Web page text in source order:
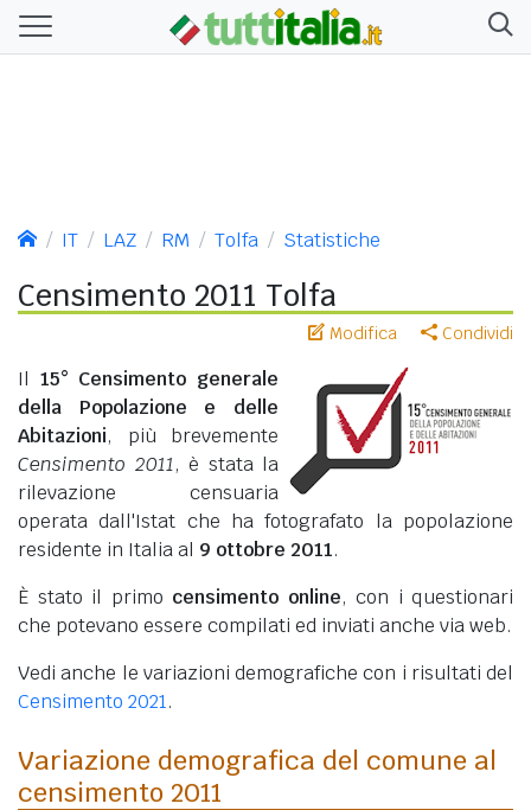
IT LAZ RM Tolfa Statistiche
Censimento 2011 Tolfa
Modifica Condividi
Il 15° Censimento generale
della Popolazione e delle
Abitazioni, più brevemente
Censimento 2011, è stata la
rilevazione censuaria
operata dall'Istat che ha fotografato la popolazione
residente in Italia al 9 ottobre 2011.
È stato il primo censimento online, con i questionari
che potevano essere compilati ed inviati anche via web.
Vedi anche le variazioni demografiche con i risultati del
Censimento 2021.
Variazione demografica del comune al
censimento 2011